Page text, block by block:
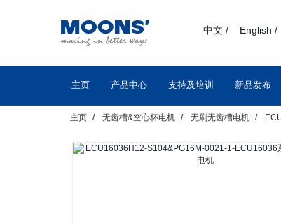
中文 / English /
主页 产品中心 支持及培训 新品发布
主页 无齿槽&空心杯电机 无刷无齿槽电机